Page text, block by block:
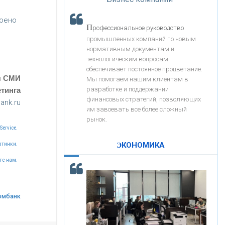
СМИ
нам.
«РОСЕВРОБАНК»
«ПРЕСС-СЛУЖБА ВТБ24»
«АВТОГРАДБАНК»
КОНТАКТЫ
«Интервью»
Скорость - один из главных трендов в
кредитовании бизнеса - «Интервью»
Профессиональное руководство
промышленных компаний по новым
нормативным документам и
технологическим вопросам
обеспечивает постоянное процветание.
Мы помогаем нашим клиентам в
разработке и поддержании
финансовых стратегий, позволяющих
им завоевать все более сложный
рынок.
ЭКОНОМИКА